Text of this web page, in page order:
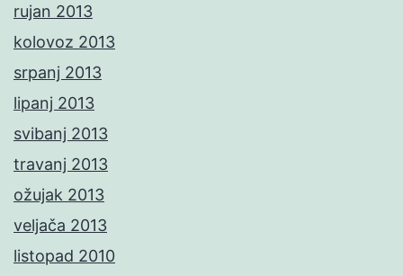
rujan 2013
kolovoz 2013
srpanj 2013
lipanj 2013
svibanj 2013
travanj 2013
ožujak 2013
veljača 2013
listopad 2010